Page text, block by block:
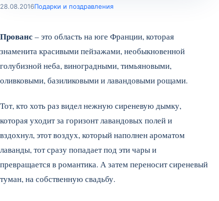
28.08.2016Подарки и поздравления
Прованс – это область на юге Франции, которая
знаменита красивыми пейзажами, необыкновенной
голубизной неба, виноградными, тимьяновыми,
оливковыми, базиликовыми и лавандовыми рощами.
Тот, кто хоть раз видел нежную сиреневую дымку,
которая уходит за горизонт лавандовых полей и
вздохнул, этот воздух, который наполнен ароматом
лаванды, тот сразу попадает под эти чары и
превращается в романтика. А затем переносит сиреневый
туман, на собственную свадьбу.